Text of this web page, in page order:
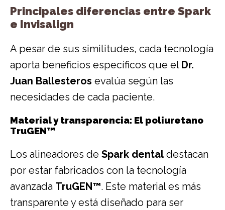
Principales diferencias entre Spark
e Invisalign
A pesar de sus similitudes, cada tecnología
aporta beneficios específicos que el Dr.
Juan Ballesteros evalúa según las
necesidades de cada paciente.
Material y transparencia: El poliuretano
TruGEN™
Los alineadores de Spark dentaldestacan
por estar fabricados con la tecnología
avanzada TruGEN™. Este material es más
transparente y está diseñado para ser